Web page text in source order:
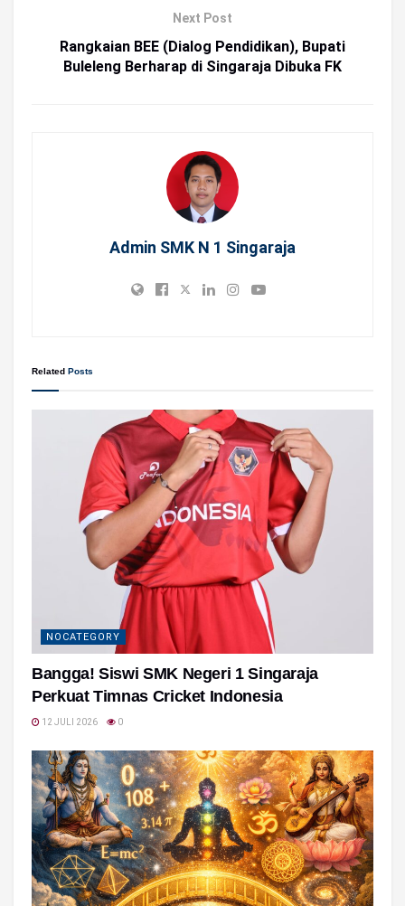
Next Post
Rangkaian BEE (Dialog Pendidikan), Bupati
Buleleng Berharap di Singaraja Dibuka FK
Admin SMK N 1 Singaraja
Related Posts
NOCATEGORY
Bangga! Siswi SMK Negeri 1 Singaraja
Perkuat Timnas Cricket Indonesia
12 JULI 2026 0